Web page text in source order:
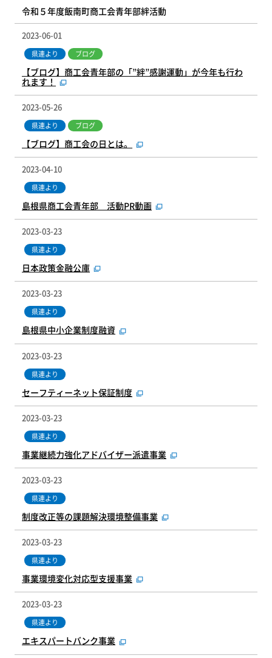
令和５年度飯南町商工会青年部絆活動
2023-06-01
県連より ブログ
【ブログ】商工会青年部の「”絆”感謝運動」が今年も行わ
れます！
2023-05-26
県連より ブログ
【ブログ】商工会の日とは。
2023-04-10
県連より
島根県商工会青年部 活動PR動画
2023-03-23
県連より
日本政策金融公庫
2023-03-23
県連より
島根県中小企業制度融資
2023-03-23
県連より
セーフティーネット保証制度
2023-03-23
県連より
事業継続力強化アドバイザー派遣事業
2023-03-23
県連より
制度改正等の課題解決環境整備事業
2023-03-23
県連より
事業環境変化対応型支援事業
2023-03-23
県連より
エキスパートバンク事業